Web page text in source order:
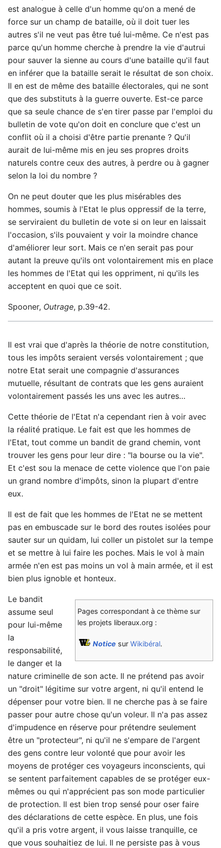
est analogue à celle d'un homme qu'on a mené de
force sur un champ de bataille, où il doit tuer les
autres s'il ne veut pas être tué lui-même. Ce n'est pas
parce qu'un homme cherche à prendre la vie d'autrui
pour sauver la sienne au cours d'une bataille qu'il faut
en inférer que la bataille serait le résultat de son choix.
Il en est de même des bataille électorales, qui ne sont
que des substituts à la guerre ouverte. Est-ce parce
que sa seule chance de s'en tirer passe par l'emploi du
bulletin de vote qu'on doit en conclure que c'est un
conflit où il a choisi d'être partie prenante ? Qu'il
aurait de lui-même mis en jeu ses propres droits
naturels contre ceux des autres, à perdre ou à gagner
selon la loi du nombre ?
On ne peut douter que les plus misérables des
hommes, soumis à l'Etat le plus oppressif de la terre,
se serviraient du bulletin de vote si on leur en laissait
l'occasion, s'ils pouvaient y voir la moindre chance
d'améliorer leur sort. Mais ce n'en serait pas pour
autant la preuve qu'ils ont volontairement mis en place
les hommes de l'Etat qui les oppriment, ni qu'ils les
acceptent en quoi que ce soit.
Spooner, Outrage, p.39-42.
Il est vrai que d'après la théorie de notre constitution,
tous les impôts seraient versés volontairement ; que
notre Etat serait une compagnie d'assurances
mutuelle, résultant de contrats que les gens auraient
volontairement passés les uns avec les autres…
Cette théorie de l'Etat n'a cependant rien à voir avec
la réalité pratique. Le fait est que les hommes de
l'Etat, tout comme un bandit de grand chemin, vont
trouver les gens pour leur dire : "la bourse ou la vie".
Et c'est sou la menace de cette violence que l'on paie
un grand nombre d'impôts, sinon la plupart d'entre
eux.
Il est de fait que les hommes de l'Etat ne se mettent
pas en embuscade sur le bord des routes isolées pour
sauter sur un quidam, lui coller un pistolet sur la tempe
et se mettre à lui faire les poches. Mais le vol à main
armée n'en est pas moins un vol à main armée, et il est
bien plus ignoble et honteux.
Pages correspondant à ce thème sur
les projets liberaux.org :
Notice sur Wikibéral.
Le bandit
assume seul
pour lui-même
la
responsabilité,
le danger et la
nature criminelle de son acte. Il ne prétend pas avoir
un "droit" légitime sur votre argent, ni qu'il entend le
dépenser pour votre bien. Il ne cherche pas à se faire
passer pour autre chose qu'un voleur. Il n'a pas assez
d'impudence en réserve pour prétendre seulement
être un "protecteur", ni qu'il ne s'empare de l'argent
des gens contre leur volonté que pour avoir les
moyens de protéger ces voyageurs inconscients, qui
se sentent parfaitement capables de se protéger eux-
mêmes ou qui n'apprécient pas son mode particulier
de protection. Il est bien trop sensé pour oser faire
des déclarations de cette espèce. En plus, une fois
qu'il a pris votre argent, il vous laisse tranquille, ce
que vous souhaitiez de lui. Il ne persiste pas à vous